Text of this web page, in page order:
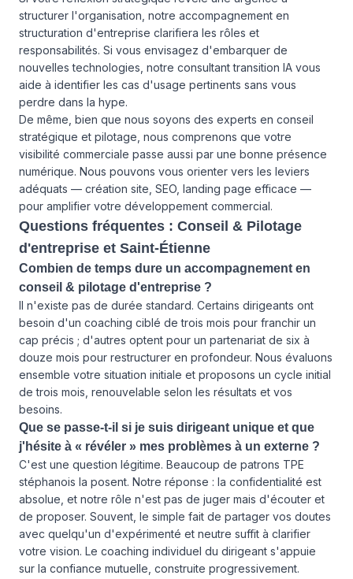
structurer l'organisation, notre accompagnement en
structuration d'entreprise clarifiera les rôles et
responsabilités. Si vous envisagez d'embarquer de
nouvelles technologies, notre consultant transition IA vous
aide à identifier les cas d'usage pertinents sans vous
perdre dans la hype.
De même, bien que nous soyons des experts en conseil
stratégique et pilotage, nous comprenons que votre
visibilité commerciale passe aussi par une bonne présence
numérique. Nous pouvons vous orienter vers les leviers
adéquats — création site, SEO, landing page efficace —
pour amplifier votre développement commercial.
Questions fréquentes : Conseil & Pilotage
d'entreprise et Saint-Étienne
Combien de temps dure un accompagnement en
conseil & pilotage d'entreprise ?
Il n'existe pas de durée standard. Certains dirigeants ont
besoin d'un coaching ciblé de trois mois pour franchir un
cap précis ; d'autres optent pour un partenariat de six à
douze mois pour restructurer en profondeur. Nous évaluons
ensemble votre situation initiale et proposons un cycle initial
de trois mois, renouvelable selon les résultats et vos
besoins.
Que se passe-t-il si je suis dirigeant unique et que
j'hésite à « révéler » mes problèmes à un externe ?
C'est une question légitime. Beaucoup de patrons TPE
stéphanois la posent. Notre réponse : la confidentialité est
absolue, et notre rôle n'est pas de juger mais d'écouter et
de proposer. Souvent, le simple fait de partager vos doutes
avec quelqu'un d'expérimenté et neutre suffit à clarifier
votre vision. Le coaching individuel du dirigeant s'appuie
sur la confiance mutuelle, construite progressivement.